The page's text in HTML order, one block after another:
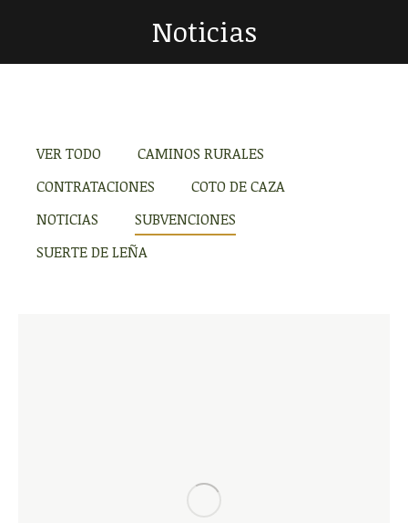
Noticias
Estás aquí:
VER TODO
CAMINOS RURALES
CONTRATACIONES
COTO DE CAZA
NOTICIAS
SUBVENCIONES
SUERTE DE LEÑA